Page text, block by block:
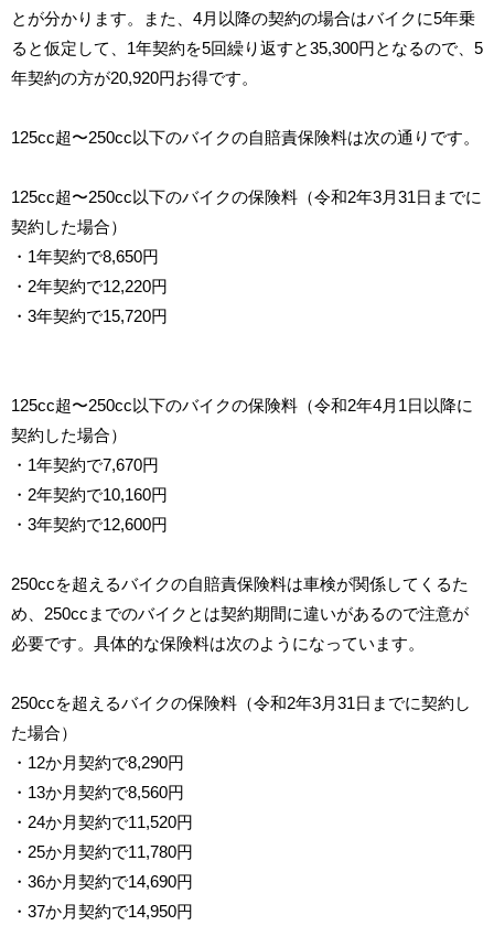
とが分かります。また、4月以降の契約の場合はバイクに5年乗
ると仮定して、1年契約を5回繰り返すと35,300円となるので、5
年契約の方が20,920円お得です。
125cc超〜250cc以下のバイクの自賠責保険料は次の通りです。
125cc超〜250cc以下のバイクの保険料（令和2年3月31日までに
契約した場合）
・1年契約で8,650円
・2年契約で12,220円
・3年契約で15,720円
125cc超〜250cc以下のバイクの保険料（令和2年4月1日以降に
契約した場合）
・1年契約で7,670円
・2年契約で10,160円
・3年契約で12,600円
250ccを超えるバイクの自賠責保険料は車検が関係してくるた
め、250ccまでのバイクとは契約期間に違いがあるので注意が
必要です。具体的な保険料は次のようになっています。
250ccを超えるバイクの保険料（令和2年3月31日までに契約し
た場合）
・12か月契約で8,290円
・13か月契約で8,560円
・24か月契約で11,520円
・25か月契約で11,780円
・36か月契約で14,690円
・37か月契約で14,950円